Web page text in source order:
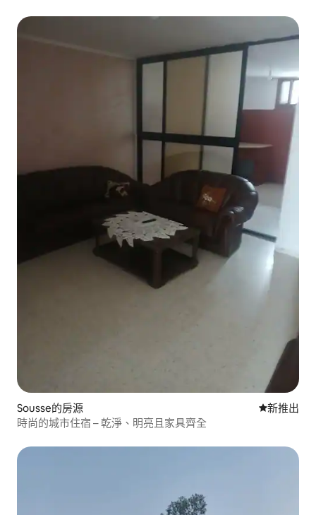
Sousse的房源 新住處
新推出
時尚的城市住宿 – 乾淨、明亮且家具齊全